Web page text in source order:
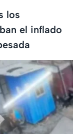
los
el inflado